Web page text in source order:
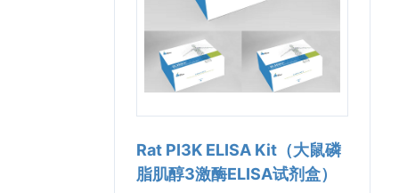
Rat PI3K ELISA Kit（大鼠磷
脂肌醇3激酶ELISA试剂盒）